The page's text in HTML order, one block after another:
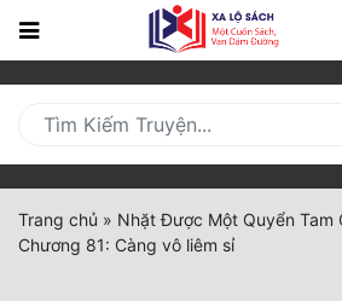
Trang
Mới
Cập
Nhật
(current)
Trang chủ » Nhặt Được Một Quyển Tam
Chương 81: Càng vô liêm sỉ